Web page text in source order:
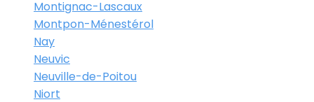
Montignac-Lascaux
Montpon-Ménestérol
Nay
Neuvic
Neuville-de-Poitou
Niort